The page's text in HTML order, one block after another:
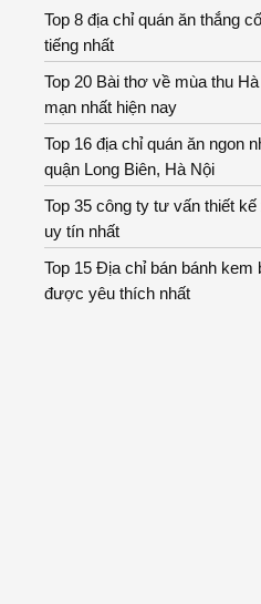
Top 8 địa chỉ quán ăn thắng
tiếng nhất
Top 20 Bài thơ về mùa thu
mạn nhất hiện nay
Top 16 địa chỉ quán ăn ngon
quận Long Biên, Hà Nội
Top 35 công ty tư vấn thiết
uy tín nhất
Top 15 Địa chỉ bán bánh kem
được yêu thích nhất